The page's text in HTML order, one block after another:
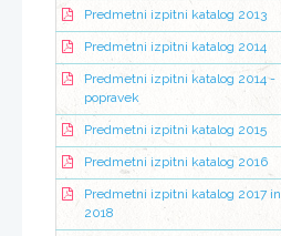
Predmetni izpitni katalog 2013
Predmetni izpitni katalog 2014
Predmetni izpitni katalog 2014 -
popravek
Predmetni izpitni katalog 2015
Predmetni izpitni katalog 2016
Predmetni izpitni katalog 2017 in
2018